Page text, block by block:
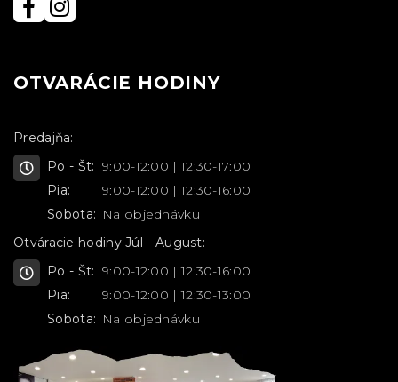
OTVARÁCIE HODINY
Predajňa:
Po - Št: 9:00-12:00 | 12:30-17:00
Pia:
9:00-12:00 | 12:30-16:00
Sobota: Na objednávku
Otváracie hodiny Júl - August:
Po - Št: 9:00-12:00 | 12:30-16:00
Pia:
9:00-12:00 | 12:30-13:00
Sobota: Na objednávku